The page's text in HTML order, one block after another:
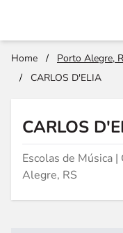
Home / Porto Alegre,
/
CARLOS D'ELIA
CARLOS
Escolas de Música
Alegre, RS